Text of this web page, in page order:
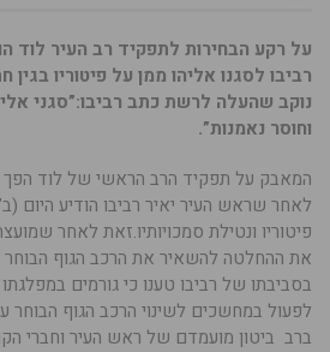
על רקע הבחירות לתפקיד רב העיר לוד
רביבו לסגנו אליהו ממן על פיטוריו בגין
נוקב שהעלה לרשת כתב רביבו:”סגני
וחוסר נאמנות”.
המאבק על תפקיד הרב הראשי של לוד הפך
לאחר שראש העיר יאיר רביבו הודיע היום
פיטוריו ונטילת סמכויותיו.זאת לאחר
את ההחלטה להשאיר את הרכב הגוף הבוחר
בסביבתו של רביבו טענו כי גורמים
לפעול במחשכים לשינוי הרכב הגוף הבוחר
ברב ביטון מועמדם של ראש העיר וחברי